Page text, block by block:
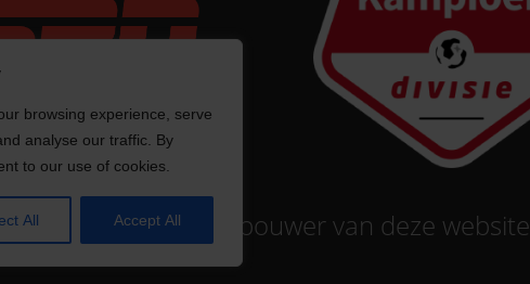
browsing experience, serve
analyse our traffic. By
to our use of cookies.
All Accept AllTrotse bouwervan deze website